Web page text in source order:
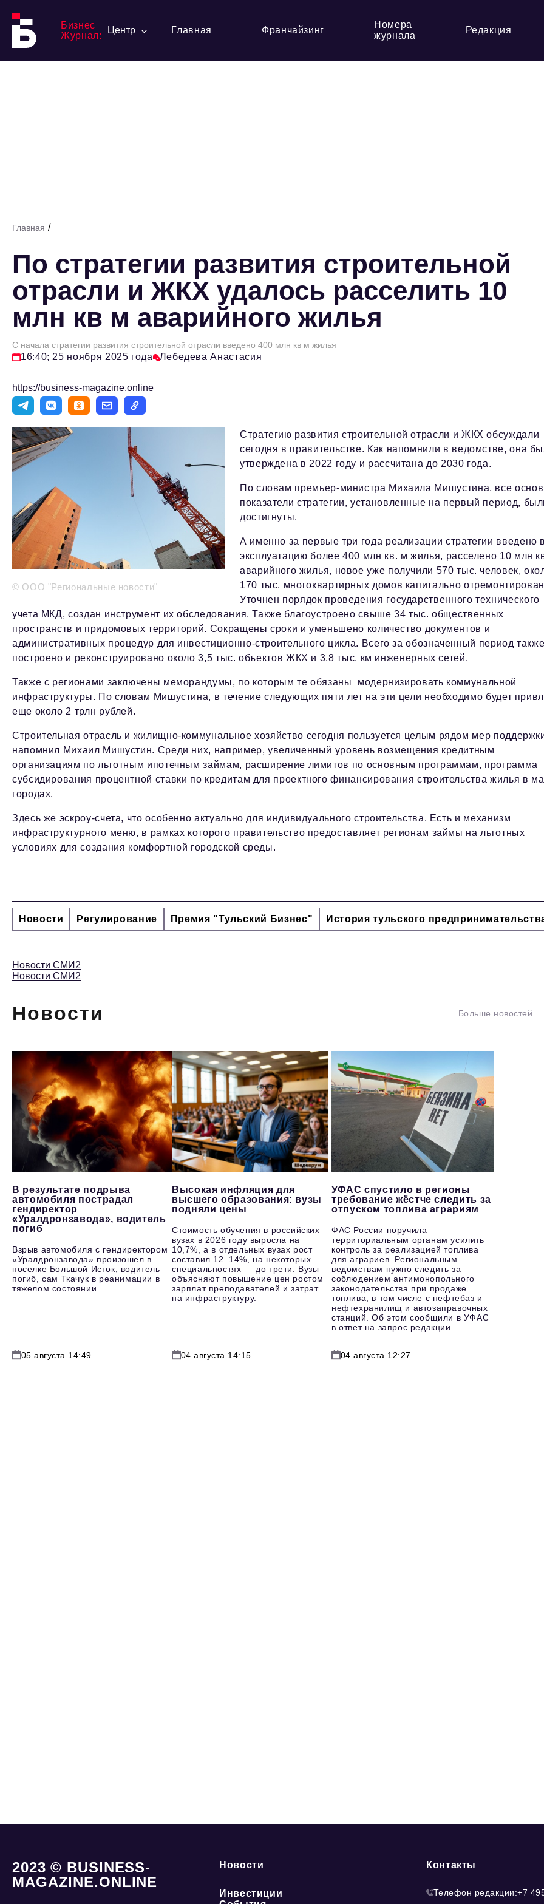
Бизнес
Журнал:
Центр Главная Франчайзинг
Номера
журнала
Редакция
Главная /
По стратегии развития строительной
отрасли и ЖКХ удалось расселить 10
млн кв м аварийного жилья
С начала стратегии развития строительной отрасли введено 400 млн кв м жилья
16:40; 25 ноября 2025 года Лебедева Анастасия
https://business-magazine.online
© ООО "Региональные новости"
Стратегию развития строительной отрасли и ЖКХ обсуждали
сегодня в правительстве. Как напомнили в ведомстве, она
утверждена в 2022 году и рассчитана до 2030 года.
По словам премьер-министра Михаила Мишустина, все
показатели стратегии, установленные на первый период,
достигнуты.
А именно за первые три года реализации стратегии введено в
эксплуатацию более 400 млн кв. м жилья, расселено 10 млн
аварийного жилья, новое уже получили 570 тыс. человек,
170 тыс. многоквартирных домов капитально
Уточнен порядок проведения государственного технического
учета МКД, создан инструмент их обследования. Также благоустроено свыше 34 тыс. общественных
пространств и придомовых территорий. Сокращены сроки и уменьшено количество документов и
административных процедур для инвестиционно-строительного цикла. Всего за обозначенный период также
построено и реконструировано около 3,5 тыс. объектов ЖКХ и 3,8 тыс. км инженерных сетей.
Также с регионами заключены меморандумы, по которым те обязаны модернизировать коммунальной
инфраструктуры. По словам Мишустина, в течение следующих пяти лет на эти цели необходимо будет
еще около 2 трлн рублей.
Строительная отрасль и жилищно-коммунальное хозяйство сегодня пользуется целым рядом мер
напомнил Михаил Мишустин. Среди них, например, увеличенный уровень возмещения кредитным
организациям по льготным ипотечным займам, расширение лимитов по основным программам, программа
субсидирования процентной ставки по кредитам для проектного финансирования строительства жилья в
городах.
Здесь же эскроу-счета, что особенно актуально для индивидуального строительства. Есть и механизм
инфраструктурного меню, в рамках которого правительство предоставляет регионам займы на льготных
условиях для создания комфортной городской среды.
Новости Регулирование Премия "Тульский Бизнес" История тульского
Новости СМИ2
Новости СМИ2
Новости Больше новостей
В результате подрыва
автомобиля пострадал
гендиректор
«Уралдронзавода», водитель
погиб
Взрыв автомобиля с гендиректором
«Уралдронзавода» произошел в
поселке Большой Исток, водитель
погиб, сам Ткачук в реанимации в
тяжелом состоянии.
05 августа 14:49
Высокая инфляция для
высшего образования: вузы
подняли цены
Стоимость обучения в российских
вузах в 2026 году выросла на
10,7%, а в отдельных вузах рост
составил 12–14%, на некоторых
специальностях — до трети. Вузы
объясняют повышение цен ростом
зарплат преподавателей и затрат
на инфраструктуру.
04 августа 14:15
УФАС спустило в регионы
требование жёстче следить за
отпуском топлива аграриям
ФАС России поручила
территориальным органам усилить
контроль за реализацией топлива
для аграриев. Региональным
ведомствам нужно следить за
соблюдением антимонопольного
законодательства при продаже
топлива, в том числе с нефтебаз и
нефтехранилищ и автозаправочных
станций. Об этом сообщили в УФАС
в ответ на запрос редакции.
04 августа 12:27
2023 © BUSINESS-
MAGAZINE.ONLINE
Новости
Инвестиции
Контакты
Телефон редакции:+7